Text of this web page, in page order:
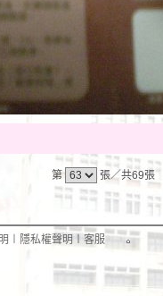
第 張／共69張
隱私權聲明 客服